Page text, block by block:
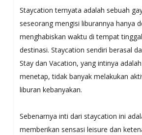
Staycation ternyata adalah sebuah
seseorang mengisi liburannya hanya
menghabiskan waktu di tempat
destinasi. Staycation sendiri berasal
Stay dan Vacation, yang intinya
menetap, tidak banyak melakukan
liburan kebanyakan.
Sebenarnya inti dari staycation ini
memberikan sensasi leisure dan